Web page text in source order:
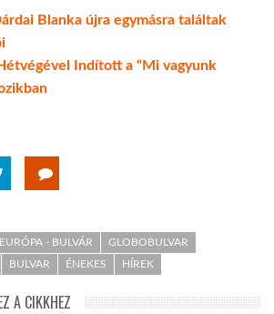
Blanka újra egymásra találtak
Indított a “Mi vagyunk
EURÓPA - BULVÁR
GLOBOBULVAR
BULVAR ÉNEKES HÍREK
A CIKKHEZ